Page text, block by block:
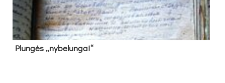
Plun­gės „ny­be­lun­gai“